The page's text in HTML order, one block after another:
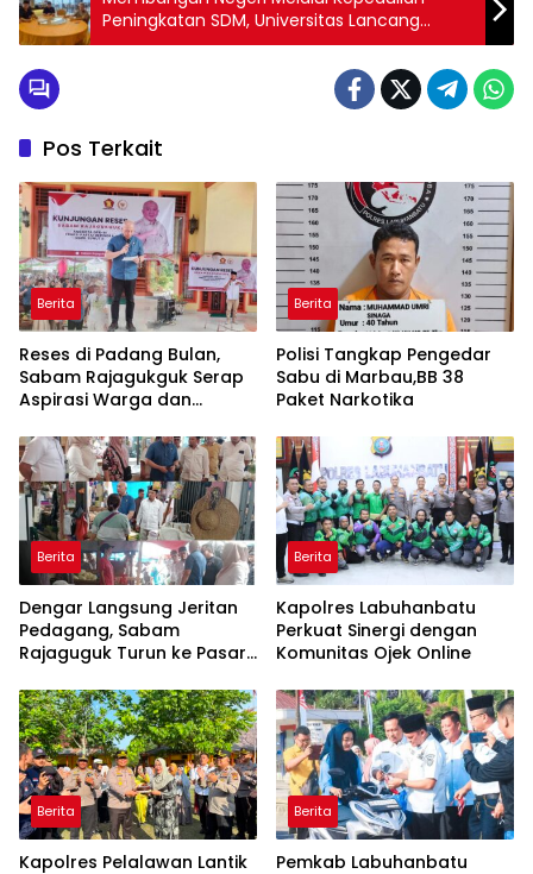
Peningkatan SDM, Universitas Lancang
Kuning Buat MoU Kerjasama Dengan SPSI
Pos Terkait
Berita
Reses di Padang Bulan,
Sabam Rajagukguk Serap
Aspirasi Warga dan
Berita
Polisi Tangkap Pengedar
Sabu di Marbau,BB 38
Paket Narkotika
Berita
Dengar Langsung Jeritan
Pedagang, Sabam
Rajaguguk Turun ke Pasar
Berita
Kapolres Labuhanbatu
Perkuat Sinergi dengan
Komunitas Ojek Online
Berita
Kapolres Pelalawan Lantik
Berita
Pemkab Labuhanbatu